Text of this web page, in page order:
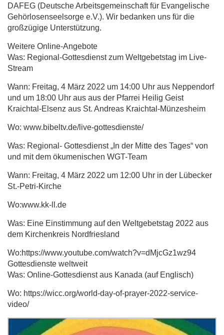
DAFEG (Deutsche Arbeitsgemeinschaft für Evangelische
Gehörlosenseelsorge e.V.). Wir bedanken uns für die
großzügige Unterstützung.
Weitere Online-Angebote
Was: Regional-Gottesdienst zum Weltgebetstag im Live-
Stream
Wann: Freitag, 4 März 2022 um 14:00 Uhr aus Neppendorf
und um 18:00 Uhr aus aus der Pfarrei Heilig Geist
Kraichtal-Elsenz aus St. Andreas Kraichtal-Münzesheim
Wo: www.bibeltv.de/live-gottesdienste/
Was: Regional- Gottesdienst „In der Mitte des Tages“ von
und mit dem ökumenischen WGT-Team
Wann: Freitag, 4 März 2022 um 12:00 Uhr in der Lübecker
St.-Petri-Kirche
Wo:www.kk-ll.de
Was: Eine Einstimmung auf den Weltgebetstag 2022 aus
dem Kirchenkreis Nordfriesland
Wo:https://www.youtube.com/watch?v=dMjcGz1wz94
Gottesdienste weltweit
Was: Online-Gottesdienst aus Kanada (auf Englisch)
Wo: https://wicc.org/world-day-of-prayer-2022-service-
video/